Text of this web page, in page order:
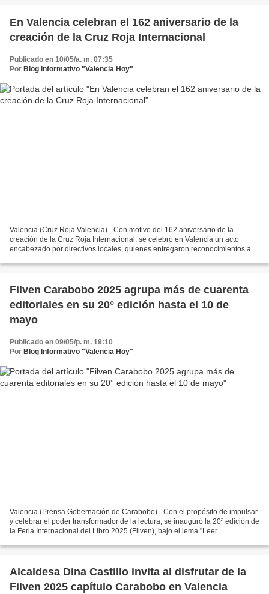
En Valencia celebran el 162 aniversario de la
creación de la Cruz Roja Internacional
Publicado en 10/05/a. m. 07:35
Por Blog Informativo "Valencia Hoy"
Valencia (Cruz Roja Valencia).- Con motivo del 162 aniversario de la
creación de la Cruz Roja Internacional, se celebró en Valencia un acto
encabezado por directivos locales, quienes entregaron reconocimientos a
Filven Carabobo 2025 agrupa más de cuarenta
editoriales en su 20° edición hasta el 10 de
mayo
Publicado en 09/05/p. m. 19:10
Por Blog Informativo "Valencia Hoy"
Valencia (Prensa Gobernación de Carabobo).- Con el propósito de impulsar
y celebrar el poder transformador de la lectura, se inauguró la 20ª edición de
la Feria Internacional del Libro 2025 (Filven), bajo el lema "Leer
Alcaldesa Dina Castillo invita al disfrutar de la
Filven 2025 capítulo Carabobo en Valencia